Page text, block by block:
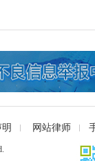
网站律师